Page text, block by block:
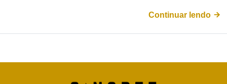
Continuar lendo